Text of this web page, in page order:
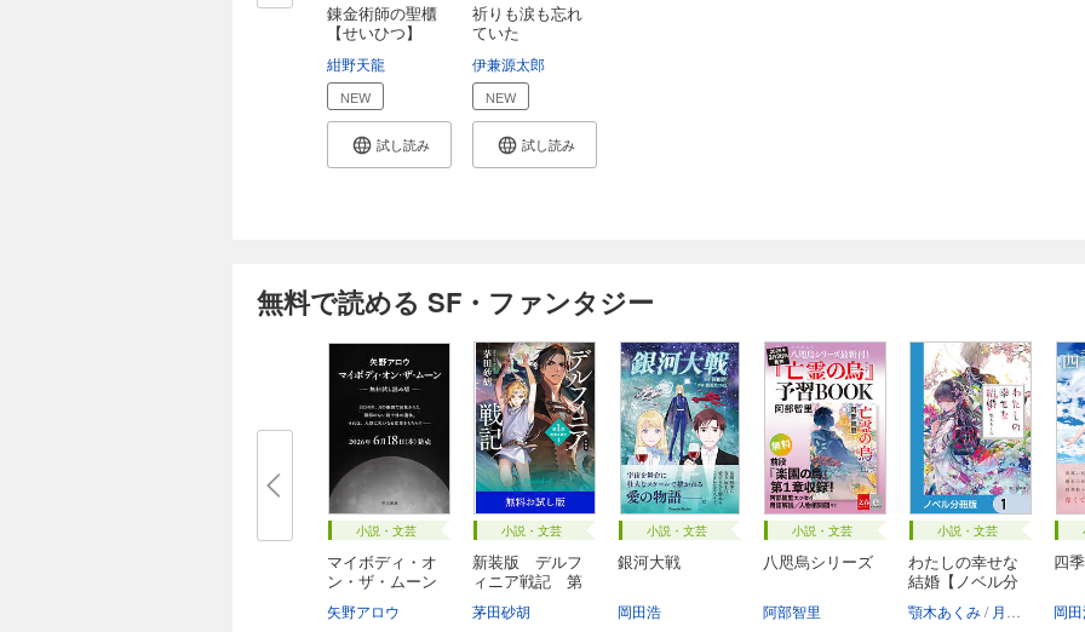
錬金術師の聖櫃
【せいひつ】
紺野天龍
NEW
試し読み
祈りも涙も忘れ
ていた
伊兼源太郎
NEW
試し読み
無料で読める SF・ファンタジー
小説・文芸
マイボディ・オ
ン・ザ・ムーン
矢野アロウ
小説・文芸
新装版 デルフ
ィニア戦記 第
茅田砂胡
小説・文芸
銀河大戦
岡田浩
小説・文芸
八咫烏シリーズ
阿部智里
小説・文芸
わたしの幸せな
結婚【ノベル分
顎木あくみ 月岡月穂
四
岡